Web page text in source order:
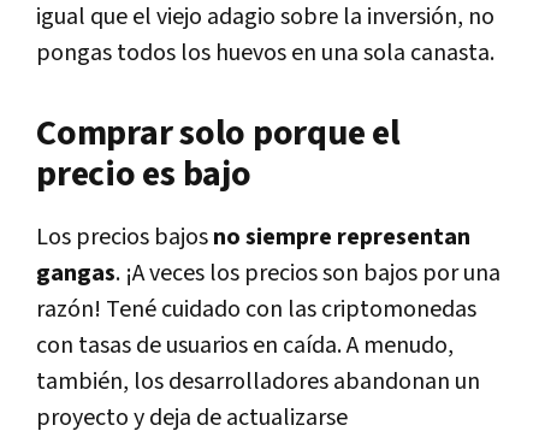
igual que el viejo adagio sobre la inversión, no
pongas todos los huevos en una sola canasta.
Comprar solo porque el
precio es bajo
Los precios bajosno siempre representan
gangas. ¡A veces los precios son bajos por una
razón! Tené cuidado con las criptomonedas
con tasas de usuarios en caída. A menudo,
también, los desarrolladores abandonan un
proyecto y deja de actualizarse